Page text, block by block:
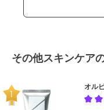
その他スキンケア
オル